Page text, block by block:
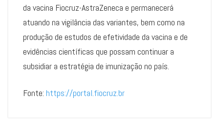
da vacina Fiocruz-AstraZeneca e permanecerá
atuando na vigilância das variantes, bem como na
produção de estudos de efetividade da vacina e de
evidências científicas que possam continuar a
subsidiar a estratégia de imunização no país.
Fonte: https://portal.fiocruz.br